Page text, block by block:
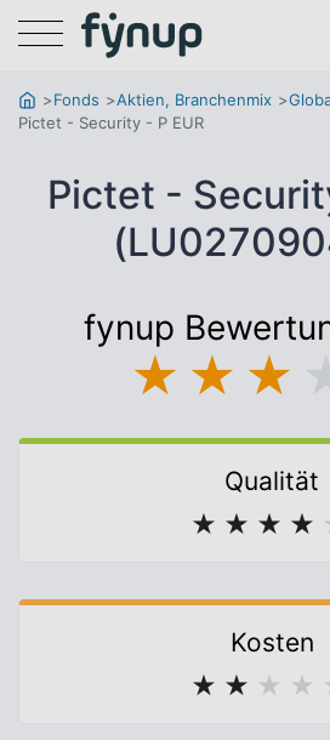
Menu
Fonds Aktien, Branchenmix
Pictet - Security - P EUR
Pictet -
fynup
★ ★ ★
Qualität
★ ★ ★ ★
Kosten
★ ★ ★ ★